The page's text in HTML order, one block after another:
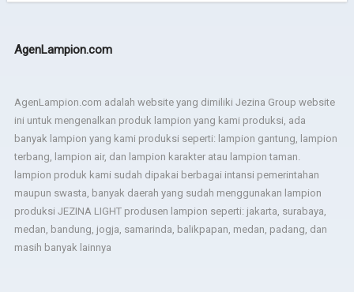
AgenLampion.com
AgenLampion.com adalah website yang dimiliki Jezina Group website
ini untuk mengenalkan produk lampion yang kami produksi, ada
banyak lampion yang kami produksi seperti: lampion gantung, lampion
terbang, lampion air, dan lampion karakter atau lampion taman.
lampion produk kami sudah dipakai berbagai intansi pemerintahan
maupun swasta, banyak daerah yang sudah menggunakan lampion
produksi JEZINA LIGHT produsen lampion seperti: jakarta, surabaya,
medan, bandung, jogja, samarinda, balikpapan, medan, padang, dan
masih banyak lainnya